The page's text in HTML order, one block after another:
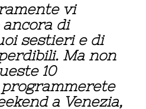
vi
di
sestieri e di
Ma non
10
a Venezia,